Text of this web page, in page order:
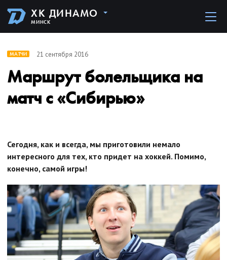
ХК ДИНАМО
МИНСК
МАТЧИ 21 сентября 2016
Маршрут болельщика на
матч с «Сибирью»
Сегодня, как и всегда, мы приготовили немало
интересного для тех, кто придет на хоккей. Помимо,
конечно, самой игры!